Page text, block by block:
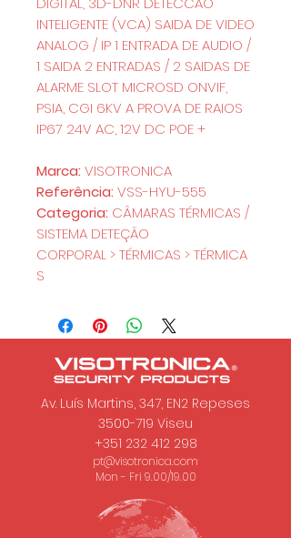
INTELIGENTE (VCA) SAIDA DE VIDEO
ANALOG / IP 1 ENTRADA DE AUDIO /
1 SAIDA 2 ENTRADAS / 2 SAIDAS DE
ALARME SLOT MICROSD ONVIF,
PSIA, CGI 6KV A PROVA DE RAIOS
IP67 24V AC, 12V DC POE +
Marca: VISOTRONICA
Referência: VSS-HYU-555
Categoria: CÂMARAS TÉRMICAS /
SISTEMA DETEÇÃO
CORPORAL > TÉRMICAS > TÉRMICA
S
Av. Luís Martins, 347, EN2 Repeses
3500-719 Viseu
+351 232 412 298
pt@visotronica.com
Mon - Fri 9.00/19.00